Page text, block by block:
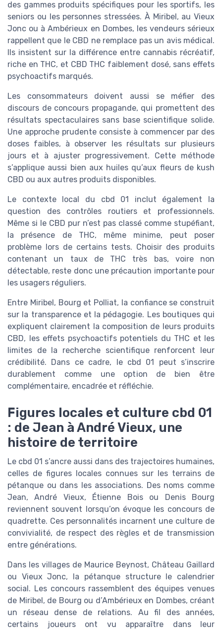
des gammes produits spécifiques pour les sportifs, les
seniors ou les personnes stressées. À Miribel, au Vieux
Jonc ou à Ambérieux en Dombes, les vendeurs sérieux
rappellent que le CBD ne remplace pas un avis médical.
Ils insistent sur la différence entre cannabis récréatif,
riche en THC, et CBD THC faiblement dosé, sans effets
psychoactifs marqués.
Les consommateurs doivent aussi se méfier des
discours de concours propagande, qui promettent des
résultats spectaculaires sans base scientifique solide.
Une approche prudente consiste à commencer par des
doses faibles, à observer les résultats sur plusieurs
jours et à ajuster progressivement. Cette méthode
s’applique aussi bien aux huiles qu’aux fleurs de kush
CBD ou aux autres produits disponibles.
Le contexte local du cbd 01 inclut également la
question des contrôles routiers et professionnels.
Même si le CBD pur n’est pas classé comme stupéfiant,
la présence de THC, même minime, peut poser
problème lors de certains tests. Choisir des produits
contenant un taux de THC très bas, voire non
détectable, reste donc une précaution importante pour
les usagers réguliers.
Entre Miribel, Bourg et Polliat, la confiance se construit
sur la transparence et la pédagogie. Les boutiques qui
expliquent clairement la composition de leurs produits
CBD, les effets psychoactifs potentiels du THC et les
limites de la recherche scientifique renforcent leur
crédibilité. Dans ce cadre, le cbd 01 peut s’inscrire
durablement comme une option de bien être
complémentaire, encadrée et réfléchie.
Figures locales et culture cbd 01
: de Jean à André Vieux, une
histoire de territoire
Le cbd 01 s’ancre aussi dans des trajectoires humaines,
celles de figures locales connues sur les terrains de
pétanque ou dans les associations. Des noms comme
Jean, André Vieux, Étienne Bois ou Denis Bourg
reviennent souvent lorsqu’on évoque les concours de
quadrette. Ces personnalités incarnent une culture de
convivialité, de respect des règles et de transmission
entre générations.
Dans les villages de Maurice Beynost, Château Gaillard
ou Vieux Jonc, la pétanque structure le calendrier
social. Les concours rassemblent des équipes venues
de Miribel, de Bourg ou d’Ambérieux en Dombes, créant
un réseau dense de relations. Au fil des années,
certains joueurs ont vu apparaître dans leur